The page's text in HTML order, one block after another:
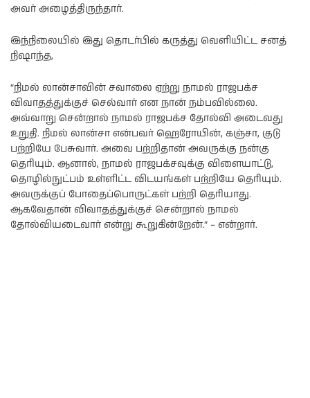
அவர் அழைத்திருந்தார்.
இந்நிலையில் இது தொடர்பில் கருத்து வெளியிட்ட சனத்
நிஷாந்த,
“நிமல் லான்சாவின் சவாலை ஏற்று நாமல் ராஜபக்ச
விவாதத்துக்குச் செல்வார் என நான் நம்பவில்லை.
அவ்வாறு சென்றால் நாமல் ராஜபக்ச தோல்வி அடைவது
உறுதி. நிமல் லான்சா என்பவர் ஹெரோயின், கஞ்சா, குடு
பற்றியே பேசுவார். அவை பற்றிதான் அவருக்கு நன்கு
தெரியும். ஆனால், நாமல் ராஜபக்சவுக்கு விளையாட்டு,
தொழில்நுட்பம் உள்ளிட்ட விடயங்கள் பற்றியே தெரியும்.
அவருக்குப் போதைப்பொருட்கள் பற்றி தெரியாது.
ஆகவேதான் விவாதத்துக்குச் சென்றால் நாமல்
தோல்வியடைவார் என்று கூறுகின்றேன்.” – என்றார்.